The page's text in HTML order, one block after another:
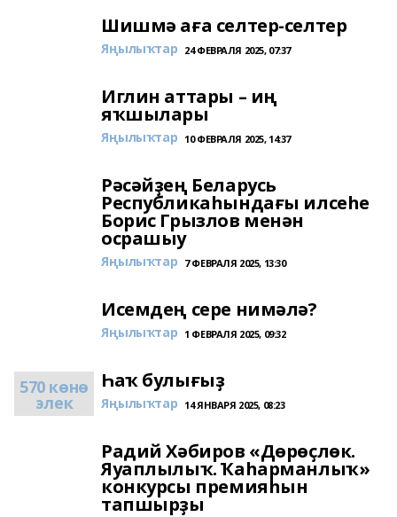
Шишмә аға селтер-селтер
Яңылыҡтар 24 ФЕВРАЛЯ 2025, 07:37
Иглин аттары – иң
яҡшылары
Яңылыҡтар 10 ФЕВРАЛЯ 2025, 14:37
Рәсәйҙең Беларусь
Республикаһындағы илсеһе
Борис Грызлов менән
осрашыу
Яңылыҡтар 7 ФЕВРАЛЯ 2025, 13:30
Исемдең сере нимәлә?
Яңылыҡтар 1 ФЕВРАЛЯ 2025, 09:32
570 көнө
элек
Һаҡ булығыҙ
Яңылыҡтар 14 ЯНВАРЯ 2025, 08:23
Радий Хәбиров «Дөрөҫлөк.
Яуаплылыҡ. Ҡаһарманлыҡ»
конкурсы премияһын
тапшырҙы